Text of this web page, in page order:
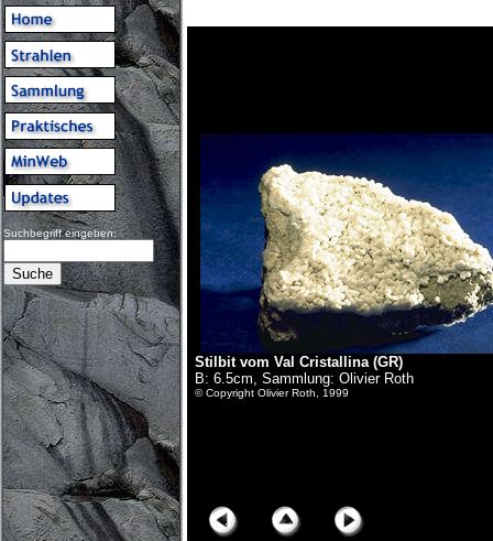
Suchbegriff eingeben:
Stilbit vom Val Cristallina (GR)
B: 6.5cm, Sammlung: Olivier Roth
© Copyright Olivier Roth, 1999